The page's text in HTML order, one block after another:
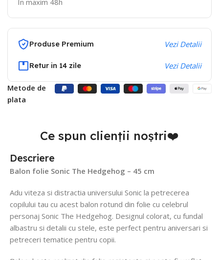
Produse Premium Vezi Detalii
Retur in 14 zile Vezi Detalii
Metode de
plata
Ce spun clienții noștri❤️
Descriere
Balon folie Sonic The Hedgehog – 45 cm
Adu viteza si distractia universului Sonic la petrecerea
copilului tau cu acest balon rotund din folie cu celebrul
personaj Sonic The Hedgehog. Designul colorat, cu fundal
albastru si detalii cu stele, este perfect pentru aniversari si
petreceri tematice pentru copii.